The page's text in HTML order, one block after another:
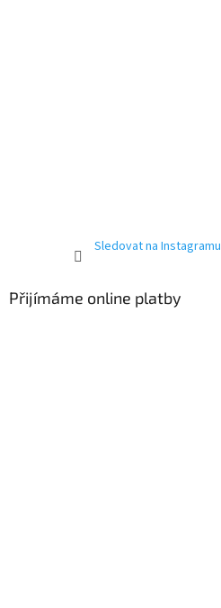
Sledovat na Instagramu
Přijímáme online platby